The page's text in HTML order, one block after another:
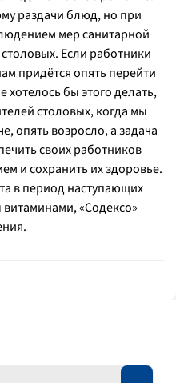
раздачи блюд, но при
мер санитарной
Если работники
придётся опять перейти
хотелось бы этого делать,
столовых, когда мы
опять возросло, а задача
своих работников
и сохранить их здоровье.
в период наступающих
«Содексо»